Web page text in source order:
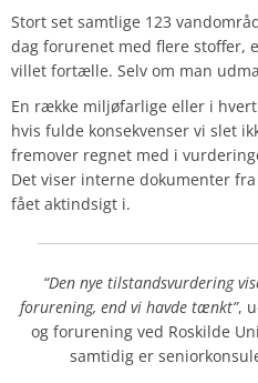
Stort set samtlige 123
dag forurenet med flere
villet fortælle. Selv om man
En række miljøfarlige eller i
hvis fulde konsekvenser vi slet
fremover regnet med i
Det viser interne dokumenter
fået aktindsigt i.
“Den nye tilstandsvurdering
forurening, end vi havde tænkt”,
og forurening ved Roskilde
samtidig er